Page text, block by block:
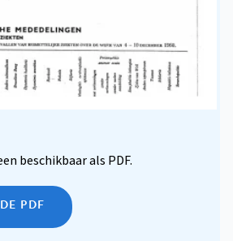
beschikbaar als PDF.
PDF